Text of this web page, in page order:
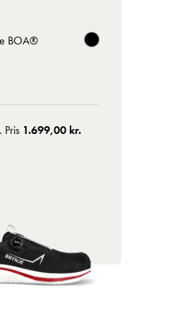
BOA®
Pris 1.699,00 kr.